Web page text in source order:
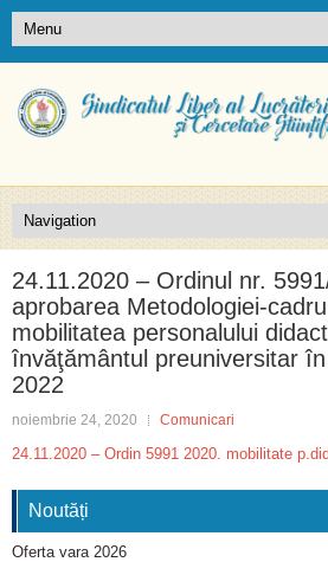
24.11.2020 – Ordinul nr.
aprobarea Metodologiei-
mobilitatea personalului
învăţământul preuniversitar
2022
noiembrie 24, 2020 Comunicari
24.11.2020 – Ordin 5991 2020. mobilitate
Noutăți
Oferta vara 2026